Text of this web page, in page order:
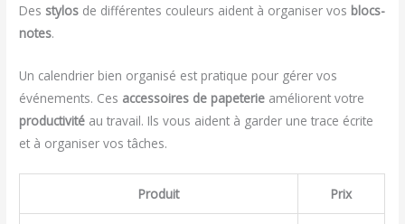
Des stylos de différentes couleurs aident à organiser vos blocs-
notes.
Un calendrier bien organisé est pratique pour gérer vos
événements. Ces accessoires de papeterie améliorent votre
productivité au travail. Ils vous aident à garder une trace écrite
et à organiser vos tâches.
Produit Prix